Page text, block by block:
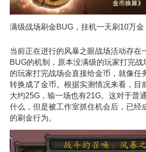
满级战场刷金BUG，挂机一天刷10万金
当前正在进行的风暴之眼战场活动存在
BUG的机制，原本没满级的玩家打完战
的玩家打完战场会直接给金币，就像任
转换成了金币。根据实测情况来看，目
大约25G，输一场也有21G。这对于普
什么，但是被工作室抓住机会后，已经
的刷金行为。